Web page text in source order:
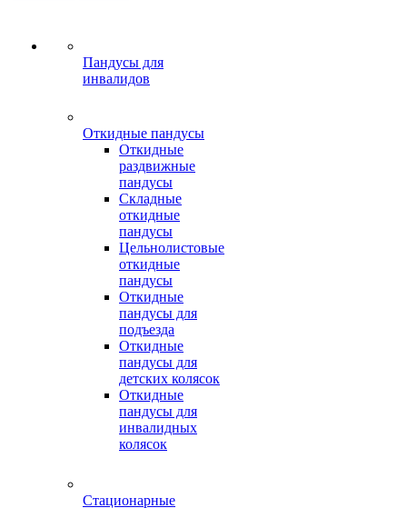
Пандусы для
инвалидов
Откидные пандусы
Откидные
раздвижные
пандусы
Складные
откидные
пандусы
Цельнолистовые
откидные
пандусы
Откидные
пандусы для
подъезда
Откидные
пандусы для
детских колясок
Откидные
пандусы для
инвалидных
колясок
Стационарные